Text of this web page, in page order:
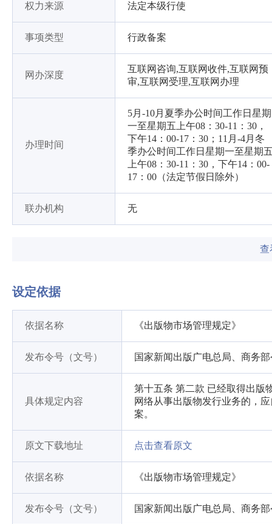
权力来源 法定本级行使
事项类型 行政备案
网办深度
互联网咨询,互联网收件,互联网预
审,互联网受理,互联网办理
办理时间
5月-10月夏季办公时间工作日星期
一至星期五上午08：30-11：30，
下午14：00-17：30；11月-4月冬
季办公时间工作日星期一至星期
上午08：30-11：30，下午14：00-
17：00（法定节假日除外）
联办机构 无
查
设定依据
依据名称 《出版物市场管理规定》
发布令号（文号） 国家新闻出版广电总局、商务
具体规定内容
第十五条 第二款 已经取得出版
网络从事出版物发行业务的，
案。
原文下载地址 点击查看原文
依据名称 《出版物市场管理规定》
发布令号（文号） 国家新闻出版广电总局、商务